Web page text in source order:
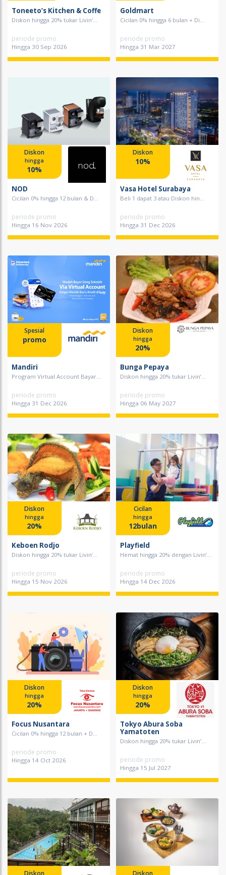
Toneeto’s Kitchen & Coffe
Diskon hingga 20% tukar Livin’...
periode promo
Hingga 30 Sep 2026
Goldmart
Cicilan 0% hingga 6 bulan + Di...
periode promo
Hingga 31 Mar 2027
Diskon
hingga
10%
NOD
Cicilan 0% hingga 12 bulan & D...
periode promo
Hingga 16 Nov 2026
Diskon
10%
Vasa Hotel Surabaya
Beli 1 dapat 3 atau Diskon hin...
periode promo
Hingga 31 Dec 2026
Spesial
promo
Mandiri
Program Virtual Account Bayar...
periode promo
Hingga 31 Dec 2026
Diskon
hingga
20%
Bunga Pepaya
Diskon hingga 20% tukar Livin’...
periode promo
Hingga 06 May 2027
Diskon
hingga
20%
Keboen Rodjo
Diskon hingga 20% tukar Livin’...
periode promo
Hingga 15 Nov 2026
Cicilan
hingga
12bulan
Playfield
Hemat hingga 20% dengan Livin’...
periode promo
Hingga 14 Dec 2026
Diskon
hingga
20%
Focus Nusantara
Cicilan 0% hingga 12 bulan + D...
periode promo
Hingga 14 Oct 2026
Diskon
hingga
20%
Tokyo Abura Soba
Yamatoten
Diskon hingga 20% tukar Livin’...
periode promo
Hingga 15 Jul 2027
Diskon Diskon